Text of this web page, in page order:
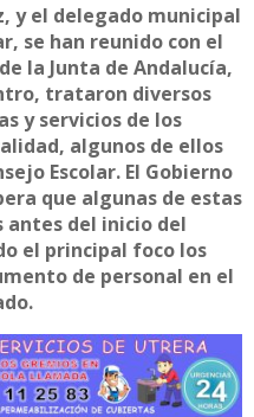
y el delegado municipal
se han reunido con el
la Junta de Andalucía,
trataron diversos
y servicios de los
algunos de ellos
Escolar. El Gobierno
que algunas de estas
antes del inicio del
el principal foco los
de personal en el